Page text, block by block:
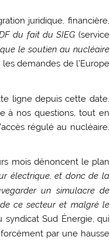
juridique, financière,
du fait duSIEG (service
que le soutien au nucléaire
les demandes de l’Europe
ligne depuis cette date.
à nos questions, tout en
régulé au nucléaire.
mois dénoncent le plan
électrique, et donc de la
un simulacre de
ce secteur et malgré le
Sud Énergie, qui
par une hausse